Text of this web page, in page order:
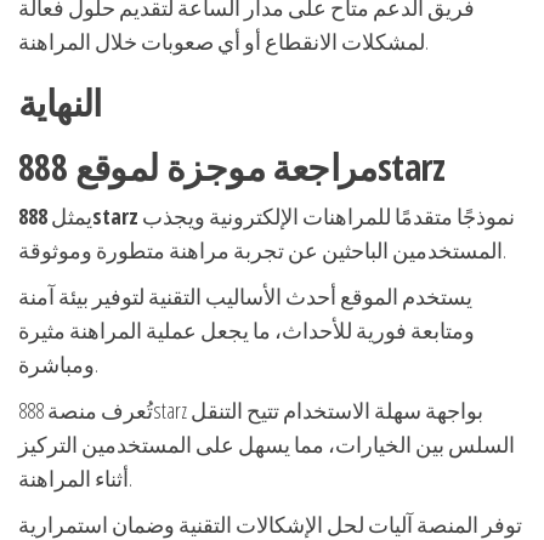
فريق الدعم متاح على مدار الساعة لتقديم حلول فعالة
لمشكلات الانقطاع أو أي صعوبات خلال المراهنة.
النهاية
مراجعة موجزة لموقع 888starz
يمثل888starz
المستخدمين الباحثين عن تجربة مراهنة متطورة وموثوقة.
يستخدم الموقع أحدث الأساليب التقنية لتوفير بيئة آمنة
ومتابعة فورية للأحداث، ما يجعل عملية المراهنة مثيرة
ومباشرة.
تُعرف منصة 888starz بواجهة سهلة الاستخدام تتيح التنقل
السلس بين الخيارات، مما يسهل على المستخدمين التركيز
أثناء المراهنة.
توفر المنصة آليات لحل الإشكالات التقنية وضمان استمرارية